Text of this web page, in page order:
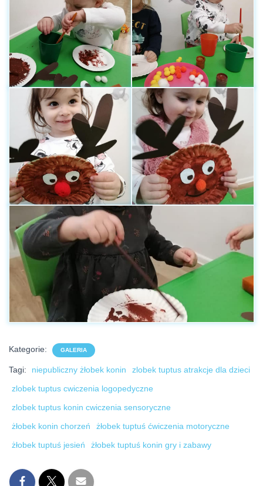
Kategorie: GALERIA
Tagi: niepubliczny żłobek konin
zlobek tuptus atrakcje dla dzieci
zlobek tuptus cwiczenia logopedyczne
zlobek tuptus konin cwiczenia sensoryczne
żłobek konin chorzeń
żłobek tuptuś ćwiczenia motoryczne
żłobek tuptuś jesień
żłobek tuptuś konin gry i zabawy